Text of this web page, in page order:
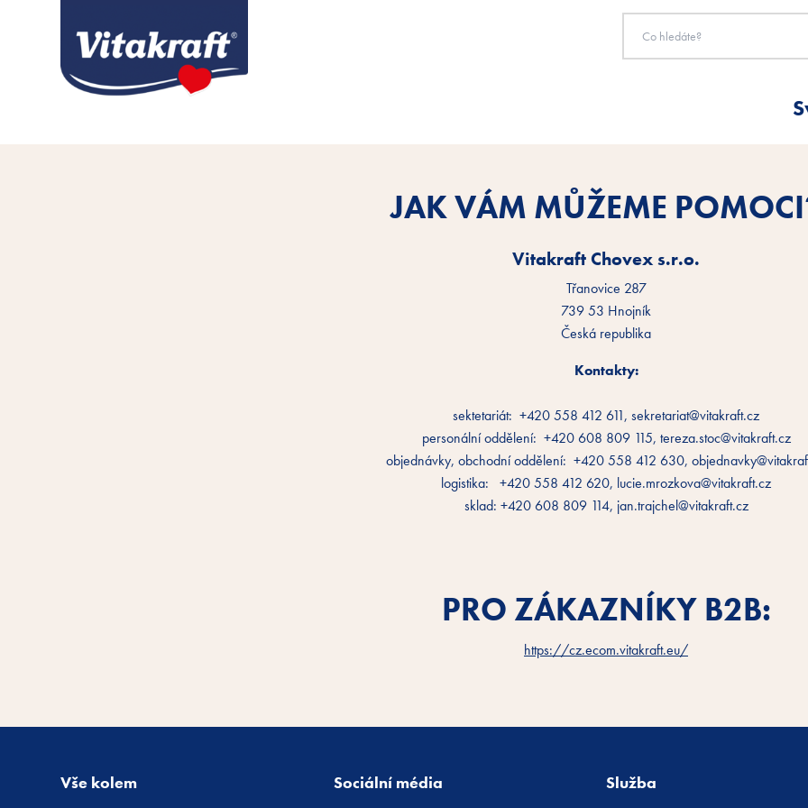
JAK VÁM MŮŽEME
Vitakraft Chovex s.r.o.
Třanovice 287
739 53 Hnojník
Česká republika
Kontakty:
sektetariát: +420 558 412 611, sekretariat@vitakraft.cz
personální oddělení: +420 608 809 115, tereza.stoc@vitakraft.cz
objednávky, obchodní oddělení: +420 558 412 630,
logistika: +420 558 412 620, lucie.mrozkova@vitakraft.cz
sklad: +420 608 809 114, jan.trajchel@vitakraft.cz
PRO ZÁKAZNÍKY B2B:
https://cz.ecom.vitakraft.eu/
Vše kolem Sociální média Služba